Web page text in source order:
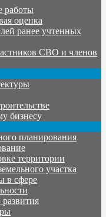
работы
оценка
ранее учтенных
СВО и членов
бизнесу
планирования
территории
участка
в сфере